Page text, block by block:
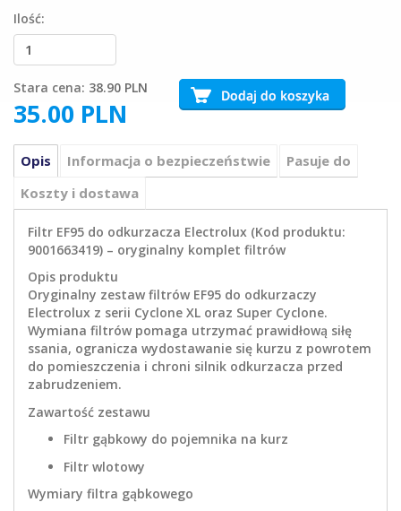
Ilość:
Stara cena: 38.90 PLN
35.00 PLN
Opis Informacja o bezpieczeństwie
Pasuje do
Koszty i dostawa
Filtr EF95 do odkurzacza Electrolux (Kod produktu:
9001663419) – oryginalny komplet filtrów
Opis produktu
Oryginalny zestaw filtrów EF95 do odkurzaczy
Electrolux z serii Cyclone XL oraz Super Cyclone.
Wymiana filtrów pomaga utrzymać prawidłową siłę
ssania, ogranicza wydostawanie się kurzu z powrotem
do pomieszczenia i chroni silnik odkurzacza przed
zabrudzeniem.
Zawartość zestawu
Filtr gąbkowy do pojemnika na kurz
Filtr wlotowy
Wymiary filtra gąbkowego